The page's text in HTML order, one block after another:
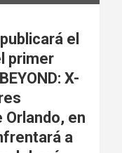
el
primer
X-
Orlando, en
a